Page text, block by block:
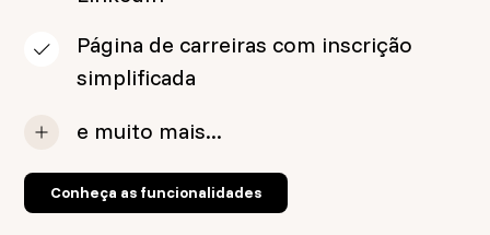
Página de carreiras com inscrição
simplificada
e muito mais...
Conheça as funcionalidades